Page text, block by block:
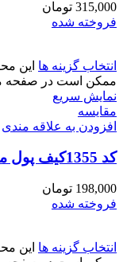
315,000 تومان
فروخته شده
انتخاب گزینه ها این
ممکن است در صفحه
نمایش سریع
مقايسه
افزودن به علاقه مندی
کد 1355کیف پول مردانه چرم طبیعی دیزل
198,000 تومان
فروخته شده
انتخاب گزینه ها این